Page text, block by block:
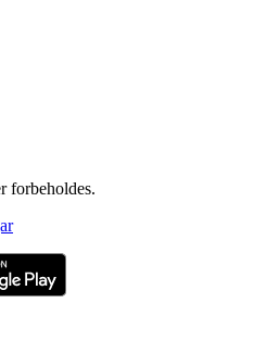
forbeholdes.